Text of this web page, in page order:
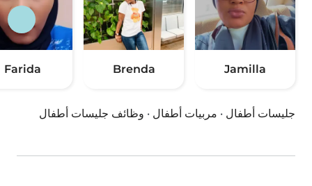
Jamilla
Brenda
Farida
جليسات أطفال · مربيات أطفال · وظائف جليسات أطفال